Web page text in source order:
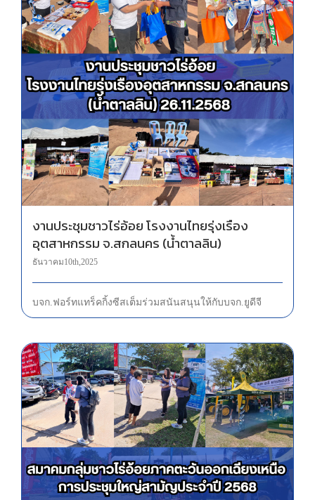
งานประชุมชาวไร่อ้อย โรงงานไทยรุ่งเรือง
อุตสาหกรรม จ.สกลนคร (น้ำตาลลิน)
ธันวาคม 10th, 2025
บจก.ฟอร์ท แทร็คกิ้ง ซีสเต็ม ร่วมสนันสนุนให้กับ บจก.ยูดีจี